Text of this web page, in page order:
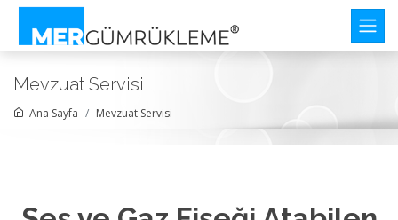
Mevzuat Servisi
Ana Sayfa Mevzuat Servisi